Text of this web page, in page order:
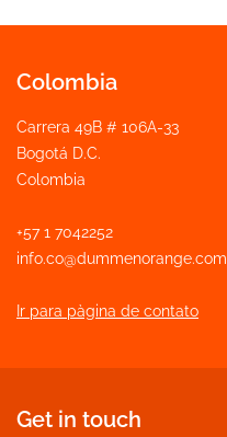
Colombia
Carrera 49B # 106A-33
Bogotá D.C.
Colombia
+57 1 7042252
info.co@dummenorange.com
Ir para pàgina de contato
Get in touch